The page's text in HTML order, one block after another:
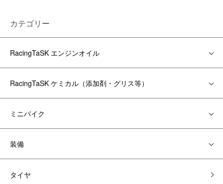
カテゴリー
RacingTaSK エンジンオイル
RacingTaSK ケミカル（添加剤・グリス等）
ミニバイク
装備
タイヤ